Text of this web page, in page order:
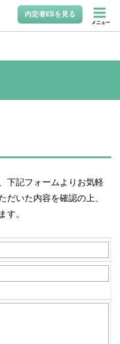
内定者ESを見る
メニュー
下記フォームよりお気軽
いた内容を確認の上、
す。